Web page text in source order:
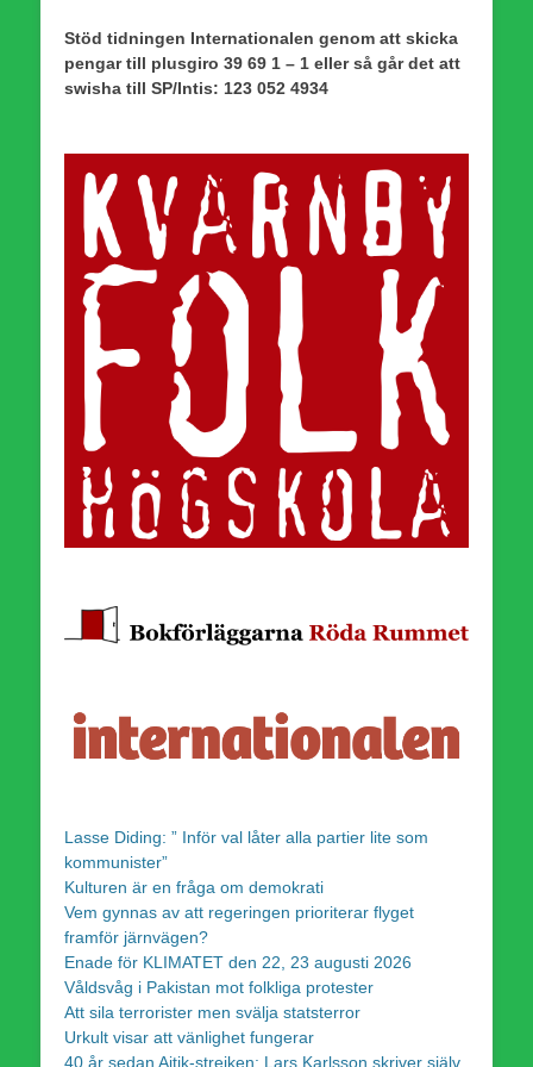
Stöd tidningen Internationalen genom att skicka
pengar till plusgiro 39 69 1 – 1 eller så går det att
swisha till SP/Intis: 123 052 4934
Lasse Diding: ” Inför val låter alla partier lite som
kommunister”
Kulturen är en fråga om demokrati
Vem gynnas av att regeringen prioriterar flyget
framför järnvägen?
Enade för KLIMATET den 22, 23 augusti 2026
Våldsvåg i Pakistan mot folkliga protester
Att sila terrorister men svälja statsterror
Urkult visar att vänlighet fungerar
40 år sedan Aitik-strejken: Lars Karlsson skriver själv